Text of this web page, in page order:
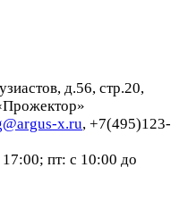
д.56, стр.20,
x.ru, +7(495)123-
пт: с 10:00 до